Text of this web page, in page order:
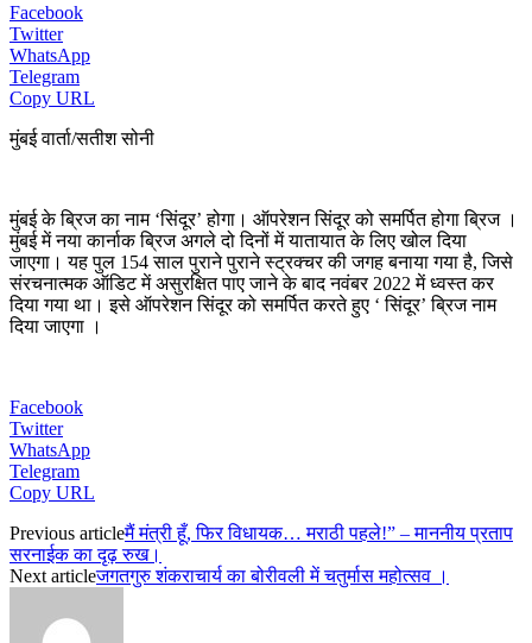
Facebook
Twitter
WhatsApp
Telegram
Copy URL
मुंबई वार्ता/सतीश सोनी
मुंबई के ब्रिज का नाम ‘सिंदूर’ होगा। ऑपरेशन सिंदूर को समर्पित होगा ब्रिज ।
मुंबई में नया कार्नाक ब्रिज अगले दो दिनों में यातायात के लिए खोल दिया
जाएगा। यह पुल 154 साल पुराने पुराने स्ट्रक्चर की जगह बनाया गया है, जिसे
संरचनात्मक ऑडिट में असुरक्षित पाए जाने के बाद नवंबर 2022 में ध्वस्त कर
दिया गया था। इसे ऑपरेशन सिंदूर को समर्पित करते हुए ‘ सिंदूर’ ब्रिज नाम
दिया जाएगा ।
Facebook
Twitter
WhatsApp
Telegram
Copy URL
Previous articleमैं मंत्री हूँ, फिर विधायक… मराठी पहले!” – माननीय प्रताप
सरनाईक का दृढ़ रुख।
Next articleजगतगुरु शंकराचार्य का बोरीवली में चतुर्मास महोत्सव ।